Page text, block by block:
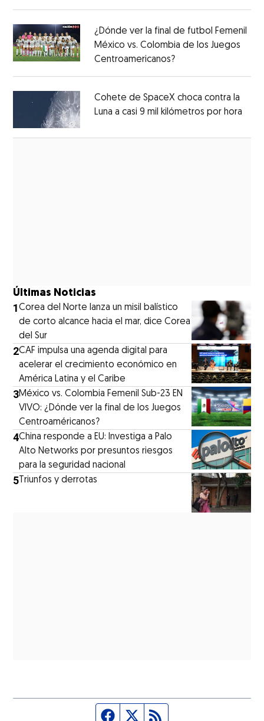
¿Dónde ver la final de futbol Femenil
México vs. Colombia de los Juegos
Centroamericanos?Opens in new
Cohete de SpaceX choca contra la
Luna a casi 9 mil kilómetros por hora
Últimas Noticias
1Corea del Norte lanza un misil balístico
de corto alcance hacia el mar, dice Corea
del Sur
2CAF impulsa una agenda digital para
acelerar el crecimiento económico en
América Latina y el Caribe
3México vs. Colombia Femenil Sub-23 EN
VIVO: ¿Dónde ver la final de los Juegos
Centroaméricanos?
4China responde a EU: Investiga a Palo
Alto Networks por presuntos riesgos
para la seguridad nacional
5 Triunfos y derrotas
Página de Facebook
Fuente Twitter